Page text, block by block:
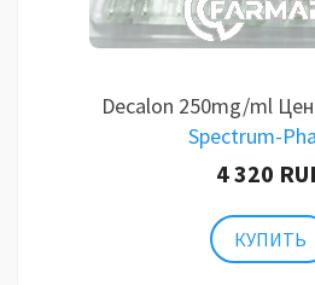
Decalon 250mg/ml
Spectrum-
4 320